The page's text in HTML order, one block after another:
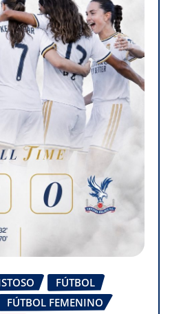
FÚTBOL
FÚTBOL FEMENINO